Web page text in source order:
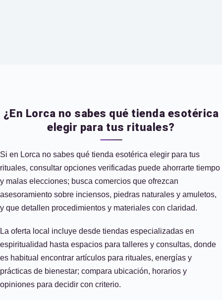
¿En Lorca no sabes qué tienda esotérica
elegir para tus rituales?
Si en Lorca no sabes qué tienda esotérica elegir para tus
rituales, consultar opciones verificadas puede ahorrarte tiempo
y malas elecciones; busca comercios que ofrezcan
asesoramiento sobre inciensos, piedras naturales y amuletos,
y que detallen procedimientos y materiales con claridad.
La oferta local incluye desde tiendas especializadas en
espiritualidad hasta espacios para talleres y consultas, donde
es habitual encontrar artículos para rituales, energías y
prácticas de bienestar; compara ubicación, horarios y
opiniones para decidir con criterio.